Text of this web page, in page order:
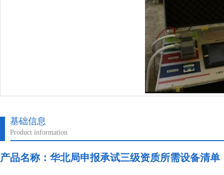
基础信息
Product information
产品名称： 华北局申报承试三级资质所需设备清单